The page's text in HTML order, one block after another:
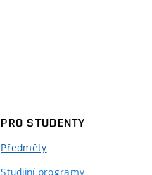
PRO STUDENTY
Předměty
Studijní programy